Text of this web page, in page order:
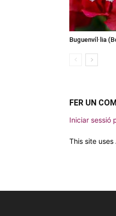
Buguenvíl·lia
FER UN
Iniciar sessió
This site